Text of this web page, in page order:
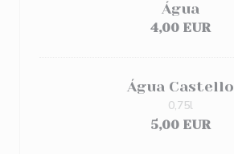
Água
4,00 EUR
Água Castello
5,00 EUR
0,75l